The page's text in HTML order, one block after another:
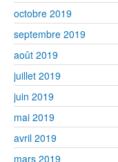
octobre 2019
septembre 2019
août 2019
juillet 2019
juin 2019
mai 2019
avril 2019
mars 2019